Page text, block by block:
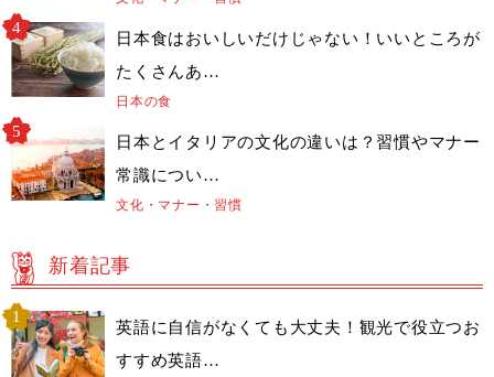
日本食はおいしいだけじゃない！いいところが
たくさんあ…
日本の食
日本とイタリアの文化の違いは？習慣やマナー
常識につい…
文化・マナー・習慣
新着記事
英語に自信がなくても大丈夫！観光で役立つお
すすめ英語…